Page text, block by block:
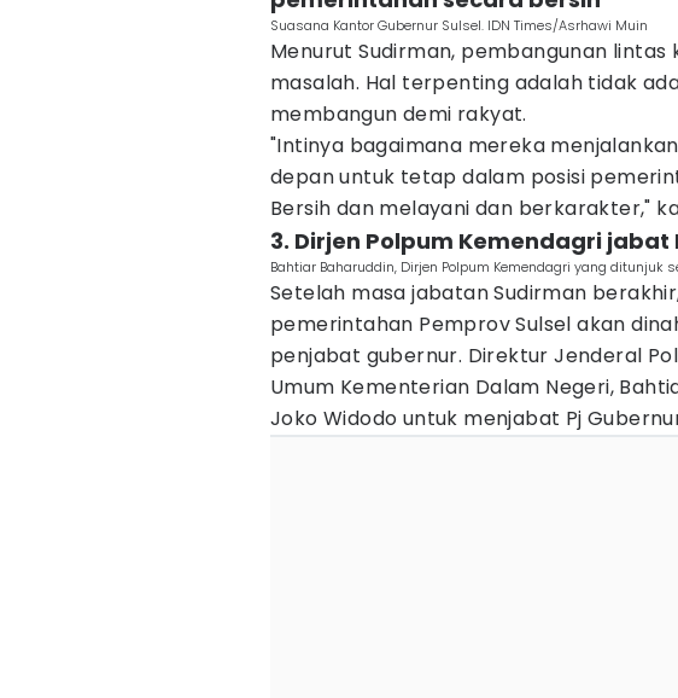
Suasana Kantor Gubernur Sulsel. IDN Times/Asrhawi Muin
Menurut Sudirman, pembangunan
masalah. Hal terpenting adalah tidak
membangun demi rakyat.
"Intinya bagaimana mereka
depan untuk tetap dalam posisi
Bersih dan melayani dan berkarakter,"
3. Dirjen Polpum Kemendagri jabat
Bahtiar Baharuddin, Dirjen Polpum Kemendagri yang ditunjuk
Setelah masa jabatan Sudirman
pemerintahan Pemprov Sulsel akan
penjabat gubernur. Direktur Jenderal
Umum Kementerian Dalam Negeri,
Joko Widodo untuk menjabat Pj